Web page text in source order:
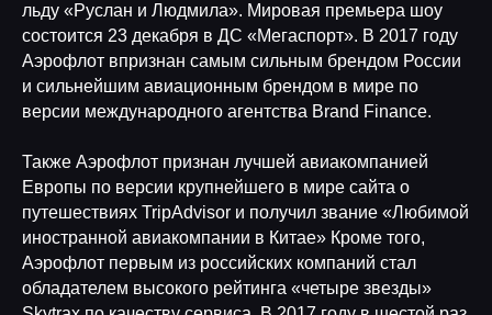
льду «Руслан и Людмила». Мировая премьера шоу
состоится 23 декабря в ДС «Мегаспорт». В 2017 году
Аэрофлот впризнан самым сильным брендом России
и сильнейшим авиационным брендом в мире по
версии международного агентства Brand Finance.
Также Аэрофлот признан лучшей авиакомпанией
Европы по версии крупнейшего в мире сайта о
путешествиях TripAdvisor и получил звание «Любимой
иностранной авиакомпании в Китае» Кроме того,
Аэрофлот первым из российских компаний стал
обладателем высокого рейтинга «четыре звезды»